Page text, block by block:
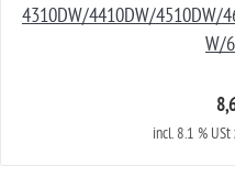
4310DW/4410DW/4510DW/
W/
incl. 8.1 %